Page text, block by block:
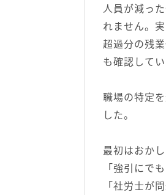
人員が減っ
れません。
超過分の残
も確認して
職場の特定
した。
最初はおか
「強引にで
「社労士が